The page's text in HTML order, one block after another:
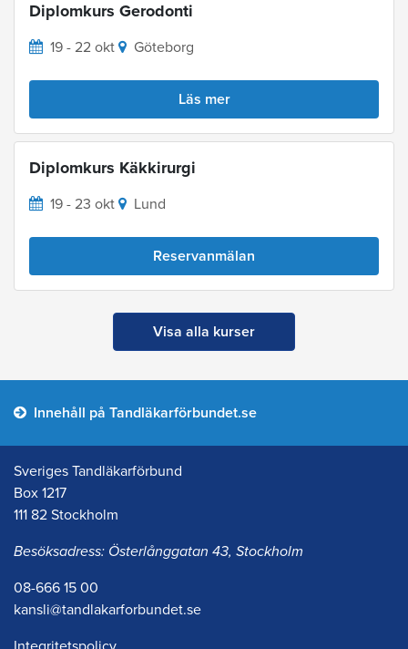
Diplomkurs Gerodonti
19 - 22 okt Göteborg
Läs mer
Diplomkurs Käkkirurgi
19 - 23 okt Lund
Reservanmälan
Visa alla kurser
Innehåll på Tandläkarförbundet.se
Sveriges Tandläkarförbund
Box 1217
111 82 Stockholm
Besöksadress: Österlånggatan 43, Stockholm
08-666 15 00
kansli@tandlakarforbundet.se